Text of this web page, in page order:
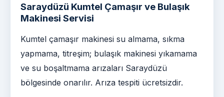
Saraydüzü Kumtel Çamaşır ve Bulaşık
Makinesi Servisi
Kumtel çamaşır makinesi su almama, sıkma
yapmama, titreşim; bulaşık makinesi yıkamama
ve su boşaltmama arızaları Saraydüzü
bölgesinde onarılır. Arıza tespiti ücretsizdir.